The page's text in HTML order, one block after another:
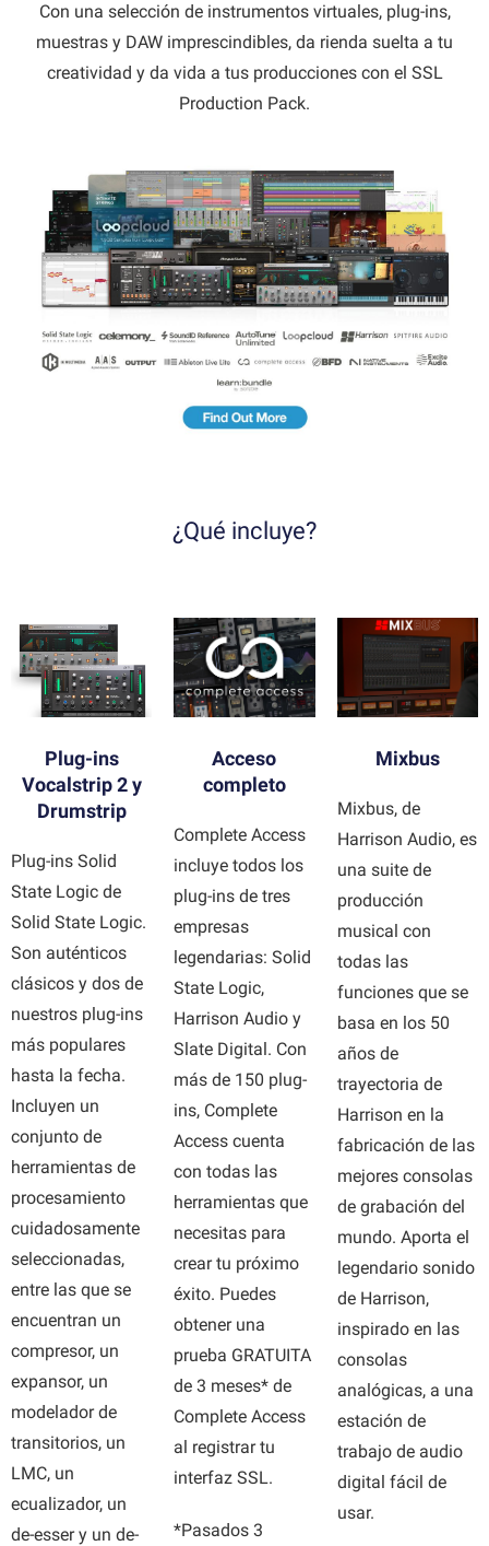
Con una selección de instrumentos virtuales, plug-ins,
muestras y DAW imprescindibles, da rienda suelta a tu
creatividad y da vida a tus producciones con el SSL
Production Pack.
¿Qué incluye?
Plug-ins
Vocalstrip 2 y
Drumstrip
Plug-ins Solid
State Logic de
Solid State Logic.
Son auténticos
clásicos y dos de
nuestros plug-ins
más populares
hasta la fecha.
Incluyen un
conjunto de
herramientas de
procesamiento
cuidadosamente
seleccionadas,
entre las que se
encuentran un
compresor, un
expansor, un
modelador de
transitorios, un
LMC, un
ecualizador, un
de-esser y un de-
Acceso
completo
Complete Access
incluye todos los
plug-ins de tres
empresas
legendarias: Solid
State Logic,
Harrison Audio y
Slate Digital. Con
más de 150 plug-
ins, Complete
Access cuenta
con todas las
herramientas que
necesitas para
crear tu próximo
éxito. Puedes
obtener una
prueba GRATUITA
de 3 meses* de
Complete Access
al registrar tu
interfaz SSL.
*Pasados 3
Mixbus
Mixbus, de
Harrison Audio, es
una suite de
producción
musical con
todas las
funciones que se
basa en los 50
años de
trayectoria de
Harrison en la
fabricación de las
mejores consolas
de grabación del
mundo. Aporta el
legendario sonido
de Harrison,
inspirado en las
consolas
analógicas, a una
estación de
trabajo de audio
digital fácil de
usar.